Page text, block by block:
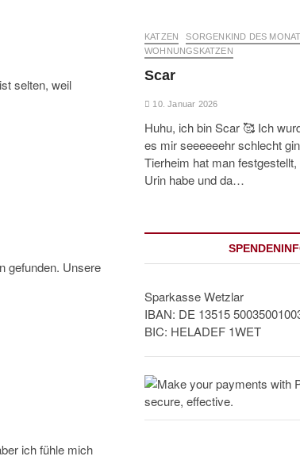
selten, weil
gefunden. Unsere
ich fühle mich
KATZEN SORGENKIND DES
WOHNUNGSKATZEN
Scar
10. Januar 2026
Huhu, ich bin Scar 🥰 Ich
es mir seeeeeehr schlecht
Tierheim hat man
Urin habe und da…
Sparkasse Wetzlar
IBAN: DE 13515
BIC: HELADEF 1WET